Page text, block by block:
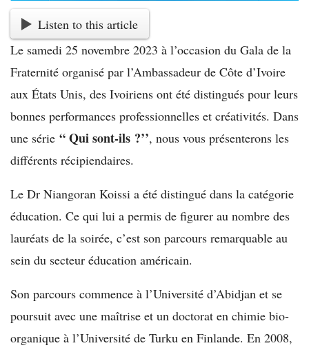
Listen to this article
Le samedi 25 novembre 2023 à l’occasion du Gala de la
Fraternité organisé par l’Ambassadeur de Côte d’Ivoire
aux États Unis, des Ivoiriens ont été distingués pour leurs
bonnes performances professionnelles et créativités. Dans
une série “ Qui sont-ils ?’’, nous vous présenterons les
différents récipiendaires.
Le Dr Niangoran Koissi a été distingué dans la catégorie
éducation. Ce qui lui a permis de figurer au nombre des
lauréats de la soirée, c’est son parcours remarquable au
sein du secteur éducation américain.
Son parcours commence à l’Université d’Abidjan et se
poursuit avec une maîtrise et un doctorat en chimie bio-
organique à l’Université de Turku en Finlande. En 2008,